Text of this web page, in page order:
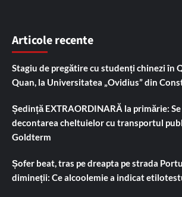
Articole recente
Stagiu de pregătire cu studenți chinezi în
Quan, la Universitatea „Ovidius” din
Ședință EXTRAORDINARĂ la primărie:
decontarea cheltuielor cu transportul
Goldterm
Șofer beat, tras pe dreapta pe strada
dimineții: Ce alcoolemie a indicat